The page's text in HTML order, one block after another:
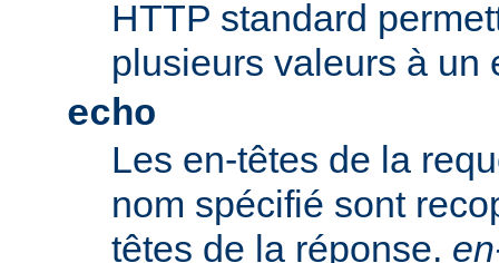
HTTP standard
plusieurs valeurs à un
echo
Les en-têtes de la
nom spécifié sont
têtes de la réponse.